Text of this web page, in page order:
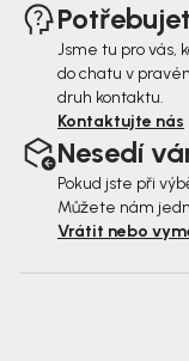
Jsme tu pro vás,
do chatu v
druh kontaktu.
Kontaktujte nás
Nesedí
Pokud jste při
Můžete nám
Vrátit nebo